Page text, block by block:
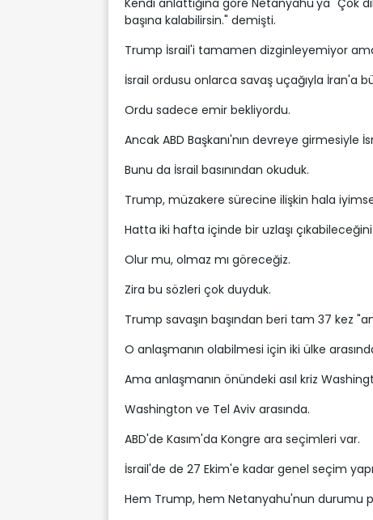
Kendi anlattığına göre Netanyahu'ya "Çok
başına kalabilirsin." demişti.
Trump İsrail'i tamamen dizginleyemiyor
İsrail ordusu onlarca savaş uçağıyla İran'a
Ordu sadece emir bekliyordu.
Ancak ABD Başkanı'nın devreye girmesiyle
Bunu da İsrail basınından okuduk.
Trump, müzakere sürecine ilişkin hala
Hatta iki hafta içinde bir uzlaşı çıkabileceğini
Olur mu, olmaz mı göreceğiz.
Zira bu sözleri çok duyduk.
Trump savaşın başından beri tam 37 kez
O anlaşmanın olabilmesi için iki ülke
Ama anlaşmanın önündeki asıl kriz
Washington ve Tel Aviv arasında.
ABD'de Kasım'da Kongre ara seçimleri var.
İsrail'de de 27 Ekim'e kadar genel seçim
Hem Trump, hem Netanyahu'nun durumu